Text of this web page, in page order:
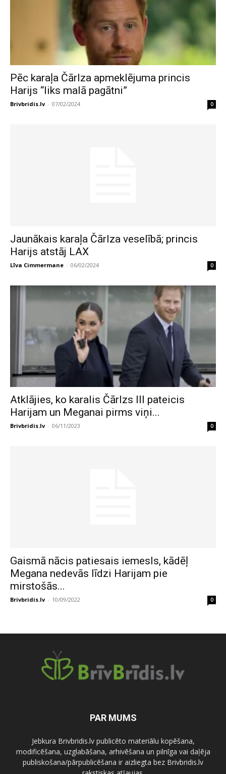
Pēc karaļa Čārlza apmeklējuma princis
Harijs “liks malā pagātni”
Brivbridis.lv - 07/02/2024 0
Jaunākais karaļa Čārlza veselībā; princis
Harijs atstāj LAX
Līva Cimmermane - 06/02/2024 0
Atklājies, ko karalis Čārlzs III pateicis
Harijam un Meganai pirms viņi...
Brivbridis.lv - 06/11/2023 0
Gaismā nācis patiesais iemesls, kādēļ
Megana nedevās līdzi Harijam pie
mirstošās...
Brivbridis.lv - 10/09/2022 0
PAR MUMS
Jebkura Brivbridis.lv publicēto materiālu kopēšana,
modificēšana, uzglabāšana, arhivēšana un pilnīga vai daļēja
publiskošana/pārpublicēšana ir aizliegta bez Brivbridis.lv